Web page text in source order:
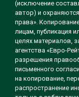
(исключение
автор) и
права».
лицам, публикация
целях материалов,
агентства «Евро-
разрешения
письменного
на копирование,
распространение